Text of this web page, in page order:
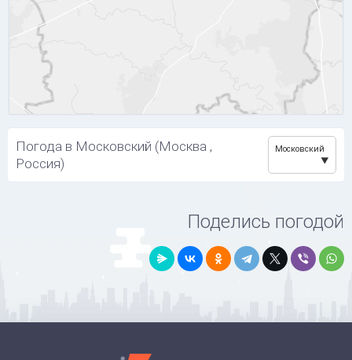
Погода в Московский (Москва ,
Россия)
Московский
Поделись погодой